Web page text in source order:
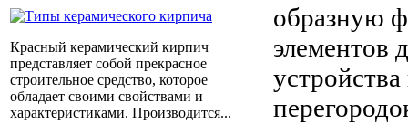
Красный керамический кирпич
представляет собой прекрасное
строительное средство, которое
обладает своими свойствами и
характеристиками. Производится...
образную
элементов